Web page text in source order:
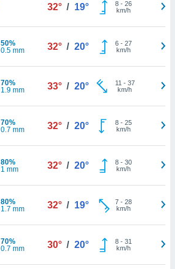
32° / 19° 8- 26
km/h
50%
0.5 mm
32° / 20° 6- 27
km/h
70%
1.9 mm
33° / 20° 11 - 37
km/h
70%
0.7 mm
32° / 20° 8- 25
km/h
80%
1 mm
32° / 20° 8- 30
km/h
80%
1.7 mm
32° / 19° 7- 28
km/h
70%
0.7 mm
30° / 20° 8- 31
km/h